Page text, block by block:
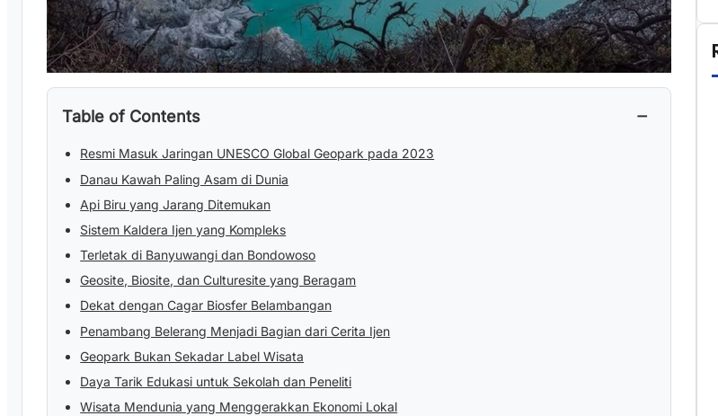
Table of Contents −
Resmi Masuk Jaringan UNESCO Global Geopark pada 2023
Danau Kawah Paling Asam di Dunia
Api Biru yang Jarang Ditemukan
Sistem Kaldera Ijen yang Kompleks
Terletak di Banyuwangi dan Bondowoso
Geosite, Biosite, dan Culturesite yang Beragam
Dekat dengan Cagar Biosfer Belambangan
Penambang Belerang Menjadi Bagian dari Cerita Ijen
Geopark Bukan Sekadar Label Wisata
Daya Tarik Edukasi untuk Sekolah dan Peneliti
Wisata Mendunia yang Menggerakkan Ekonomi Lokal